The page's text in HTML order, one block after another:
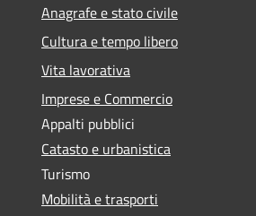
Anagrafe e stato civile
Cultura e tempo libero
Vita lavorativa
Imprese e Commercio
Appalti pubblici
Catasto e urbanistica
Turismo
Mobilità e trasporti